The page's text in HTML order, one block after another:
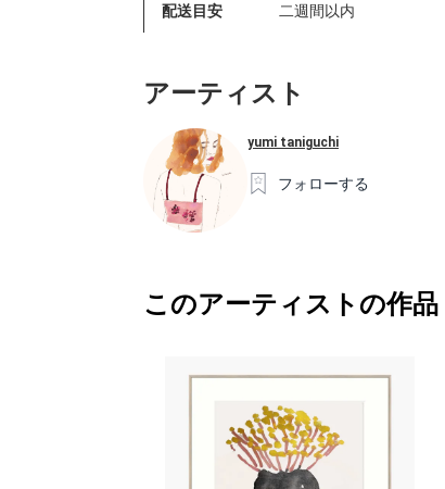
配送目安
二週間以内
アーティスト
yumi taniguchi
フォローする
このアーティストの作品